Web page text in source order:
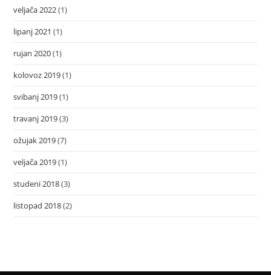
veljača 2022(1)
lipanj 2021 (1)
rujan 2020(1)
kolovoz 2019(1)
svibanj 2019(1)
travanj 2019(3)
ožujak 2019(7)
veljača 2019(1)
studeni 2018(3)
listopad 2018(2)